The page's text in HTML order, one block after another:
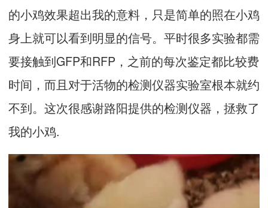
的小鸡效果超出我的意料，只是简单的照在小鸡
身上就可以看到明显的信号。平时很多实验都需
要接触到GFP和RFP，之前的每次鉴定都比较费
时间，而且对于活物的检测仪器实验室根本就约
不到。这次很感谢路阳提供的检测仪器，拯救了
我的小鸡.